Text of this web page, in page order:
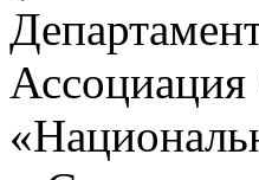
Ассоциация